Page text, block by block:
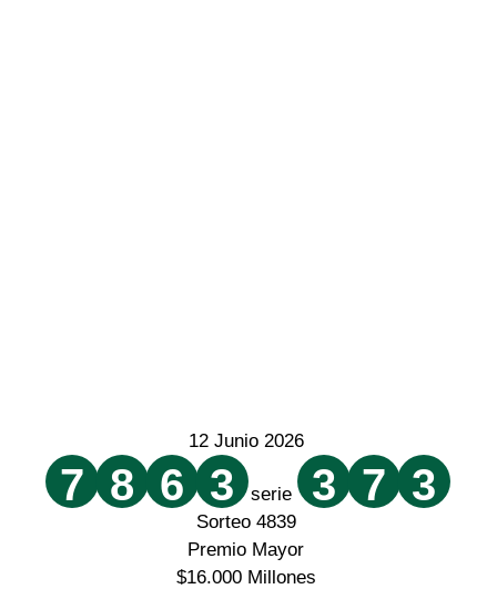
12 Junio 2026
7 8 6 3 serie 3 7 3
Sorteo 4839
Premio Mayor
$16.000 Millones